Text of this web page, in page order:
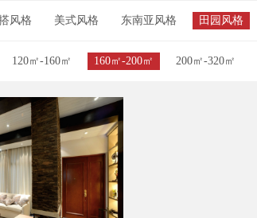
风格 美式风格 东南亚风格 田园风格
120㎡-160㎡ 160㎡-200㎡ 200㎡-320㎡